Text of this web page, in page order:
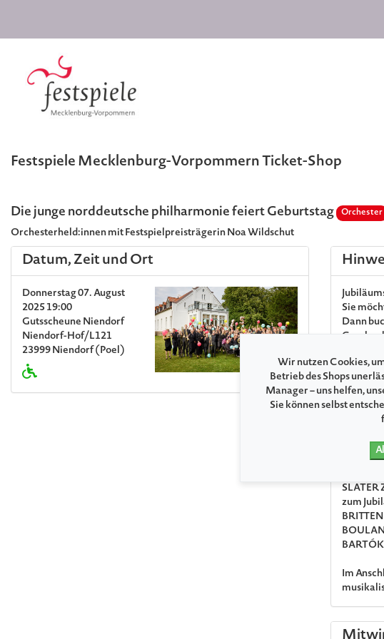
Festspiele Mecklenburg-Vorpommern Ticket-Shop
Die junge norddeutsche philharmonie feiert Geburtstag Orchester
Orchesterheld:innen mit Festspielpreisträgerin Noa Wildschut
Datum, Zeit und Ort
Donnerstag 07. August
2025 19:00
Gutsscheune Niendorf
Niendorf-Hof/L121
23999 Niendorf (Poel)
Sie
Dann
Größe
kann.
SLATER
zum
BRITTEN
BARTÓK
Im
Wir nutzen Cookies,
Betrieb des Shops
Manager – uns helfen,
Sie können selbst